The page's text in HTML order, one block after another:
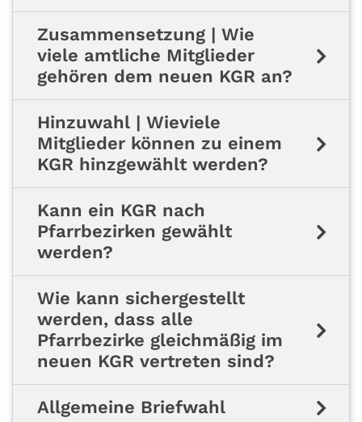
Zusammensetzung | Wie
viele amtliche Mitglieder
gehören dem neuen KGR an?
Hinzuwahl | Wieviele
Mitglieder können zu einem
KGR hinzgewählt werden?
Kann ein KGR nach
Pfarrbezirken gewählt
werden?
Wie kann sichergestellt
werden, dass alle
Pfarrbezirke gleichmäßig im
neuen KGR vertreten sind?
Allgemeine Briefwahl